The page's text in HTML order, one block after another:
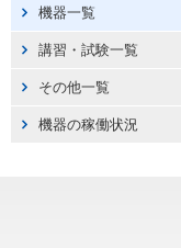
機器一覧
講習・試験一覧
その他一覧
機器の稼働状況